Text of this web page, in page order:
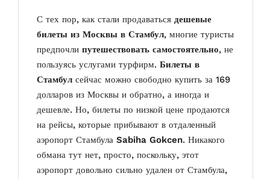
С тех пор, как стали продаваться дешевые
билеты из Москвы в Стамбул, многие туристы
предпочли путешествовать самостоятельно, не
пользуясь услугами турфирм. Билеты в
Стамбул сейчас можно свободно купить за 169
долларов из Москвы и обратно, а иногда и
дешевле. Но, билеты по низкой цене продаются
на рейсы, которые прибывают в отдаленный
аэропорт Стамбула Sabiha Gokcen. Никакого
обмана тут нет, просто, поскольку, этот
аэропорт довольно сильно удален от Стамбула,